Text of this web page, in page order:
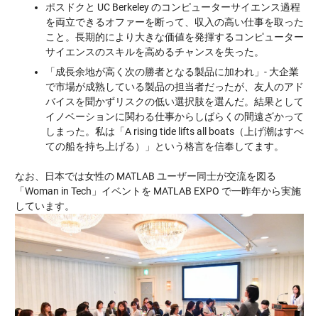
ポスドクと UC Berkeley のコンピューターサイエンス過程
を両立できるオファーを断って、収入の高い仕事を取った
こと。長期的により大きな価値を発揮するコンピューター
サイエンスのスキルを高めるチャンスを失った。
「成長余地が高く次の勝者となる製品に加われ」- 大企業
で市場が成熟している製品の担当者だったが、友人のアド
バイスを聞かずリスクの低い選択肢を選んだ。結果として
イノベーションに関わる仕事からしばらくの間遠ざかって
しまった。私は「A rising tide lifts all boats（上げ潮はすべ
ての船を持ち上げる）」という格言を信奉してます。
なお、日本では女性の MATLAB ユーザー同士が交流を図る
「Woman in Tech」イベントを MATLAB EXPO で一昨年から実施
しています。